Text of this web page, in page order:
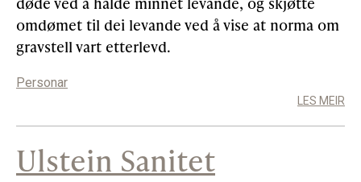
omdømet til dei levande ved å vise at norma om
gravstell vart etterlevd.
Personar
LES MEIR
Ulstein Sanitet